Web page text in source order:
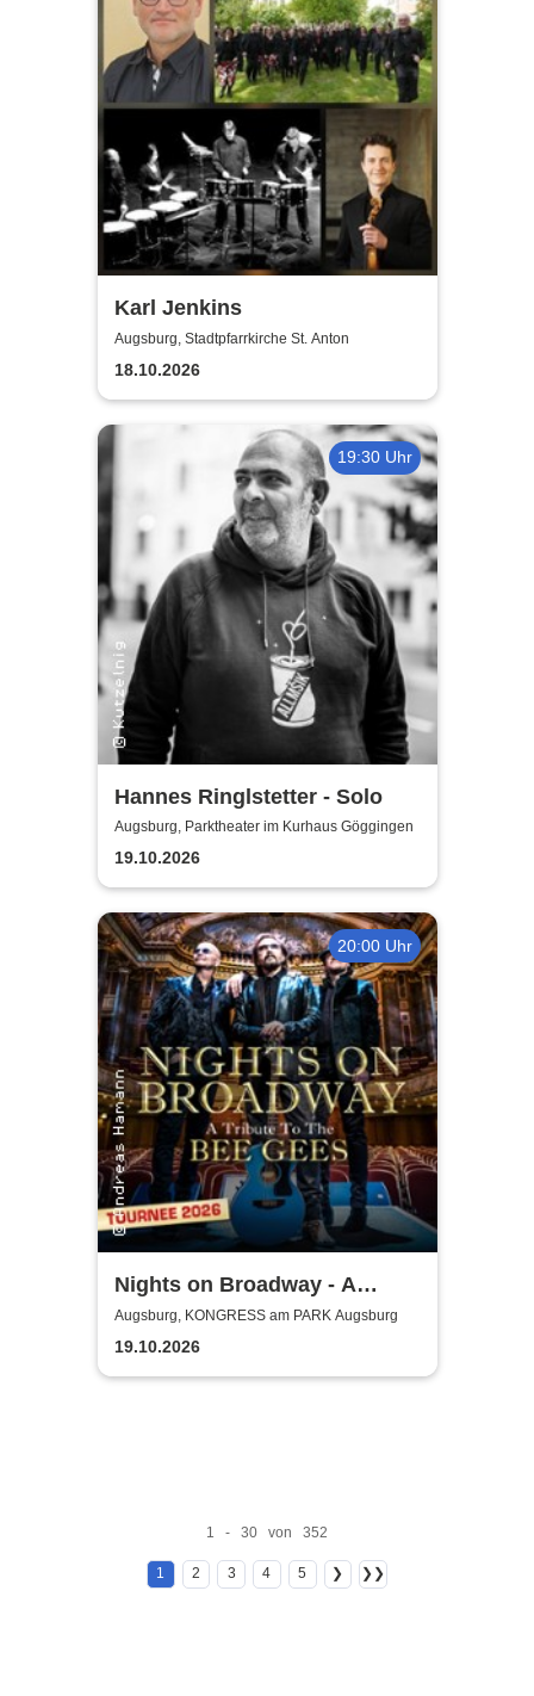
Karl Jenkins
Augsburg, Stadtpfarrkirche St. Anton
18.10.2026
19:30 Uhr
Hannes Ringlstetter - Solo
Augsburg, Parktheater im Kurhaus Göggingen
19.10.2026
20:00 Uhr
Nights on Broadway - A
Tribute to the Bee Gees
performed by Night Fever
Augsburg, KONGRESS am PARK Augsburg
19.10.2026
1 - 30 von 352
1 2 3 4 5 ❯ ❯❯